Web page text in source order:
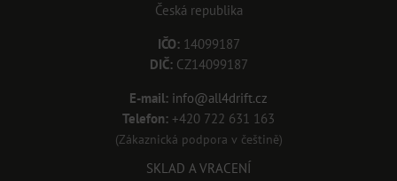
Česká republika
IČO:14099187
DIČ:CZ14099187
E-mail: info@all4drift.cz
Telefon: +420 722 631 163
(Zákaznická podpora v češtině)
SKLAD A VRACENÍ